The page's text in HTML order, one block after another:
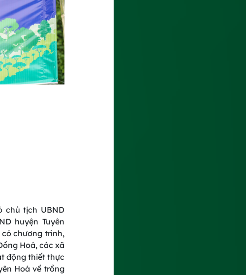
chủ tịch UBND
huyện Tuyên
có chương trình,
Hoá, các xã
động thiết thực
Hoá về trồng